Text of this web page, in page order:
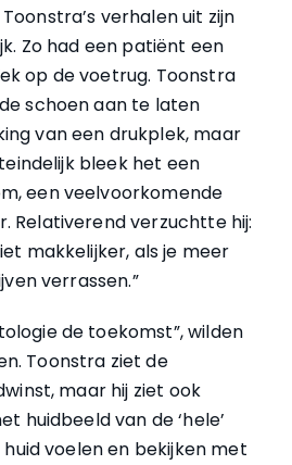
verhalen uit zijn
Zo had een patiënt een
op de voetrug. Toonstra
schoen aan te laten
van een drukplek, maar
bleek het een
een veelvoorkomende
Relativerend verzuchtte hij:
makkelijker, als je meer
verrassen.”
de toekomst”, wilden
Toonstra ziet de
maar hij ziet ook
huidbeeld van de ‘hele’
voelen en bekijken met